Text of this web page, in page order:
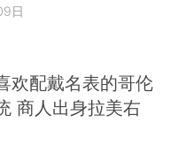
日
欢配戴名表的哥伦
商人出身拉美右